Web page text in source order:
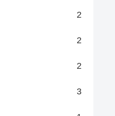
2
2
2
3